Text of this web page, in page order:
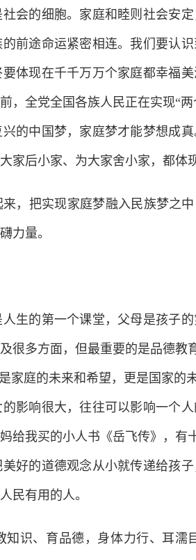
的细胞。家庭和睦则社会安定
前途命运紧密相连。我们要认
体现在千千万万个家庭都幸福
，全党全国各族人民正在实现“
的中国梦，家庭梦才能梦想成
家后小家、为大家舍小家，都体
把实现家庭梦融入民族梦之中
力量。
的第一个课堂，父母是孩子的
很多方面，但最重要的是品德教
家庭的未来和希望，更是国家
影响很大，往往可以影响一个
给我买的小人书《岳飞传》，
好的道德观念从小就传递给孩
民有用的人。
、育品德，身体力行、耳濡